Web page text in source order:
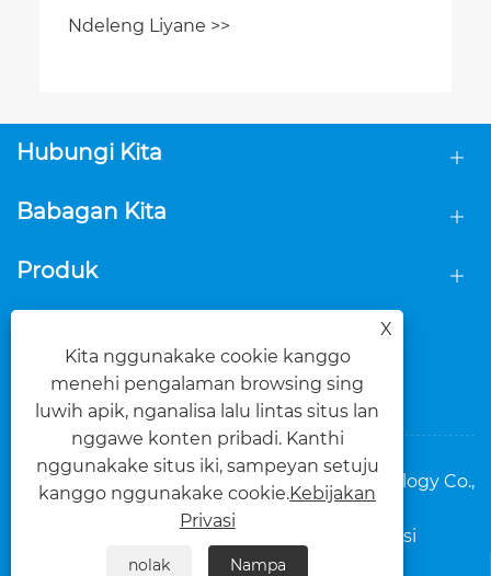
Ndeleng Liyane >>
Hubungi Kita
Babagan Kita
Produk
Hak Cipta © 2025 Foshan Dasi Metal Technology Co.,
Ltd. Kabeh Hak Dilindungi.
SitemapRSSXML Kebijakan Privasi
X
Kita nggunakake cookie kanggo
menehi pengalaman browsing sing
luwih apik, nganalisa lalu lintas situs lan
nggawe konten pribadi. Kanthi
nggunakake situs iki, sampeyan setuju
kanggo nggunakake cookie.Kebijakan
Privasi
nolak Nampa